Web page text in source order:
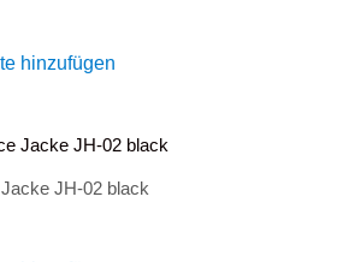
hinzufügen
JH-02 black